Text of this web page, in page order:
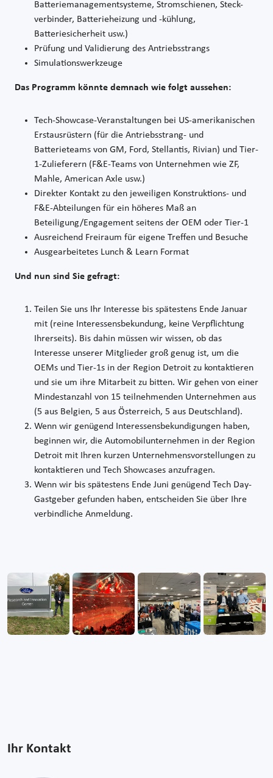
Batteriemanagementsysteme, Stromschienen, Steck-
verbinder, Batterieheizung und -kühlung,
Batteriesicherheit usw.)
Prüfung und Validierung des Antriebsstrangs
Simulationswerkzeuge
Das Programm könnte demnach wie folgt aussehen:
Tech-Showcase-Veranstaltungen bei US-amerikanischen
Erstausrüstern (für die Antriebsstrang- und
Batterieteams von GM, Ford, Stellantis, Rivian) und Tier-
1-Zulieferern (F&E-Teams von Unternehmen wie ZF,
Mahle, American Axle usw.)
Direkter Kontakt zu den jeweiligen Konstruktions- und
F&E-Abteilungen für ein höheres Maß an
Beteiligung/Engagement seitens der OEM oder Tier-1
Ausreichend Freiraum für eigene Treffen und Besuche
Ausgearbeitetes Lunch & Learn Format
Und nun sind Sie gefragt:
Teilen Sie uns Ihr Interesse bis spätestens Ende Januar
mit (reine Interessensbekundung, keine Verpflichtung
Ihrerseits). Bis dahin müssen wir wissen, ob das
Interesse unserer Mitglieder groß genug ist, um die
OEMs und Tier-1s in der Region Detroit zu kontaktieren
und sie um ihre Mitarbeit zu bitten. Wir gehen von einer
Mindestanzahl von 15 teilnehmenden Unternehmen aus
(5 aus Belgien, 5 aus Österreich, 5 aus Deutschland).
Wenn wir genügend Interessensbekundigungen haben,
beginnen wir, die Automobilunternehmen in der Region
Detroit mit Ihren kurzen Unternehmensvorstellungen zu
kontaktieren und Tech Showcases anzufragen.
Wenn wir bis spätestens Ende Juni genügend Tech Day-
Gastgeber gefunden haben, entscheiden Sie über Ihre
verbindliche Anmeldung.
Ihr Kontakt